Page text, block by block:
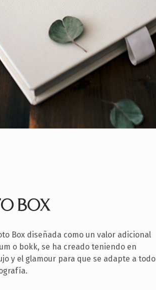
BOX
Box diseñada como un valor adicional
o bokk, se ha creado teniendo en
y el glamour para que se adapte a todo